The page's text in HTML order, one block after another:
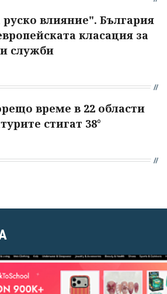
влияние". България
класация за
служби
време в 22 области
стигат 38°